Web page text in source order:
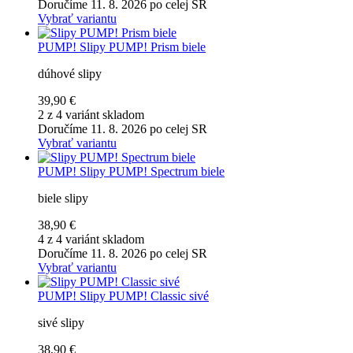
Doručíme 11. 8. 2026 po celej SR
Vybrať variantu
PUMP! Slipy PUMP! Prism biele
dúhové slipy
39,90 €
2 z 4 variánt skladom
Doručíme 11. 8. 2026 po celej SR
Vybrať variantu
PUMP! Slipy PUMP! Spectrum biele
biele slipy
38,90 €
4 z 4 variánt skladom
Doručíme 11. 8. 2026 po celej SR
Vybrať variantu
PUMP! Slipy PUMP! Classic sivé
sivé slipy
38,90 €